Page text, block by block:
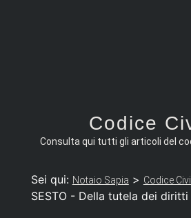
Codice
Consulta qui tutti gli articoli del
Sei qui: Notaio Sapia > Codice
SESTO - Della tutela dei diritti